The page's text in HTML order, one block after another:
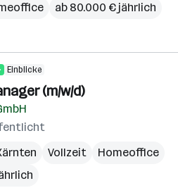
ab 80.000 € jährlich
Einblicke
(m/w/d)
Vollzeit
Homeoffice